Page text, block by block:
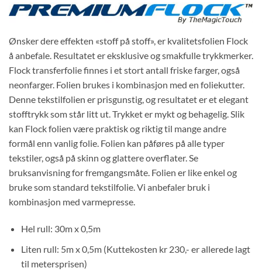
Ønsker dere effekten «stoff på stoff», er kvalitetsfolien Flock
å anbefale. Resultatet er eksklusive og smakfulle trykkmerker.
Flock transferfolie finnes i et stort antall friske farger, også
neonfarger. Folien brukes i kombinasjon med en foliekutter.
Denne tekstilfolien er prisgunstig, og resultatet er et elegant
stofftrykk som står litt ut. Trykket er mykt og behagelig. Slik
kan Flock folien være praktisk og riktig til mange andre
formål enn vanlig folie. Folien kan påføres på alle typer
tekstiler, også på skinn og glattere overflater. Se
bruksanvisning for fremgangsmåte. Folien er like enkel og
bruke som standard tekstilfolie. Vi anbefaler bruk i
kombinasjon med varmepresse.
Hel rull: 30m x 0,5m
Liten rull: 5m x 0,5m (Kuttekosten kr 230,- er allerede lagt
til metersprisen)